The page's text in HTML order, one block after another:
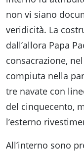
non vi siano
veridicità. La
dall’allora Papa
consacrazione,
compiuta nella
tre navate con
del cinquecento,
l’esterno
All’interno sono